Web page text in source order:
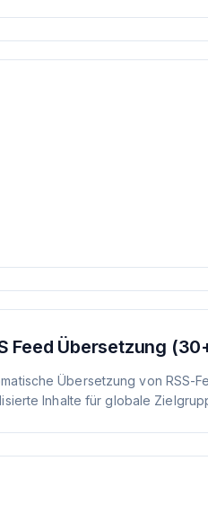
Feed Übersetzung
Übersetzung von RSS-
Inhalte für globale